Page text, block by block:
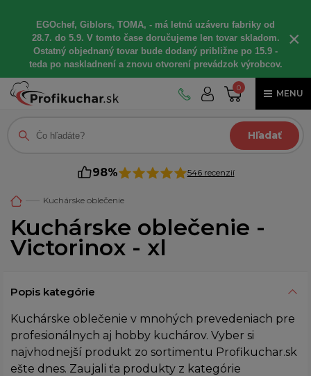
EGOchef, Giblors, TOMA, - má letnú uzáveru fabriky od
28.7. do 5.9. V tomto čase doručujeme len tovar skladom.
Ostatný objednaný tovar bude dodaný približne po 15.9 -
teda po naskladnení a znovu otvorení prevádzok výrobcov.
×
0
MENU
Hľadať
98% 546 recenzií
Kuchárske oblečenie
Kuchárske oblečenie -
Victorinox - xl
Popis kategórie
Kuchárske oblečenie v mnohých prevedeniach pre
profesionálnych aj hobby kuchárov. Vyber si
najvhodnejší produkt zo sortimentu Profikuchar.sk
ešte dnes. Zaujali ťa produkty z kategórie